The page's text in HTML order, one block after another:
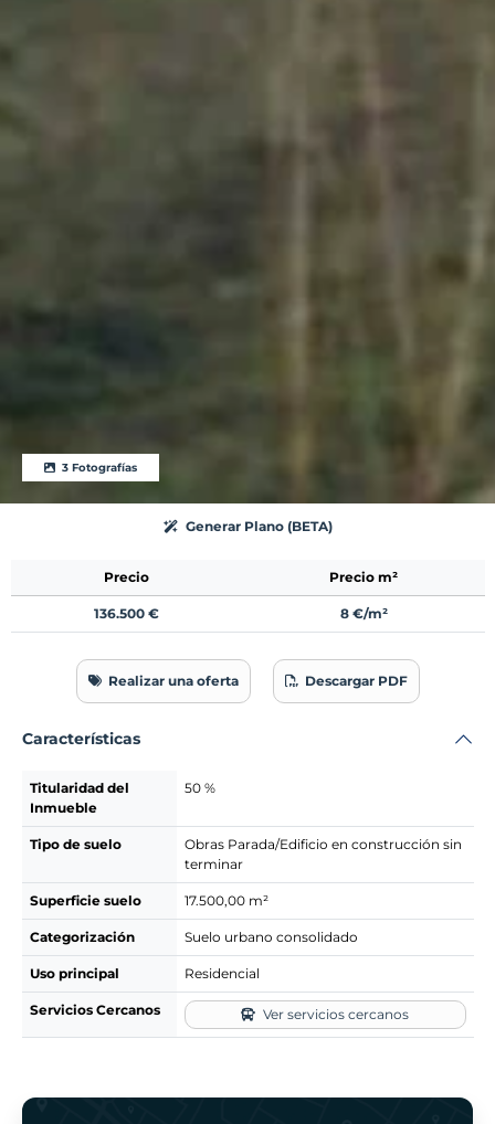
3 Fotografías
Generar Plano (BETA)
Precio Precio m²
136.500 € 8 €/m²
Realizar una oferta Descargar PDF
Características
Titularidad del
Inmueble
50 %
Tipo de suelo
Obras Parada/Edificio en construcción sin
terminar
Superficie suelo 17.500,00 m²
Categorización Suelo urbano consolidado
Uso principal Residencial
Servicios Cercanos Ver servicios cercanos